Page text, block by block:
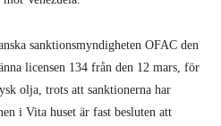
sanktionsmyndigheten OFAC den
licensen 134 från den 12 mars, för
olja, trots att sanktionerna har
i Vita huset är fast besluten att